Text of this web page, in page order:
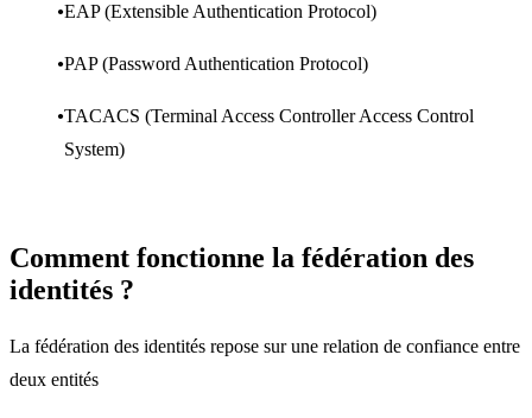
EAP (Extensible Authentication Protocol)
PAP (Password Authentication Protocol)
TACACS (Terminal Access Controller Access Control
System)
Comment fonctionne la fédération des
identités ?
La fédération des identités repose sur une relation de confiance entre
deux entités